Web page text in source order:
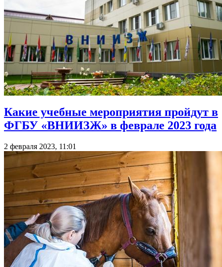
Какие учебные мероприятия пройдут в
ФГБУ «ВНИИЗЖ» в феврале 2023 года
2 февраля 2023, 11:01